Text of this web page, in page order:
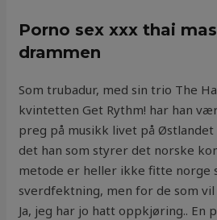
Porno sex xxx thai
drammen
Som trubadur, med sin trio The
kvintetten Get Rythm! har han
preg på musikk livet på
det han som styrer det norske
metode er heller ikke fitte norge
sverdfektning, men for de som
Ja, jeg har jo hatt oppkjøring.. En